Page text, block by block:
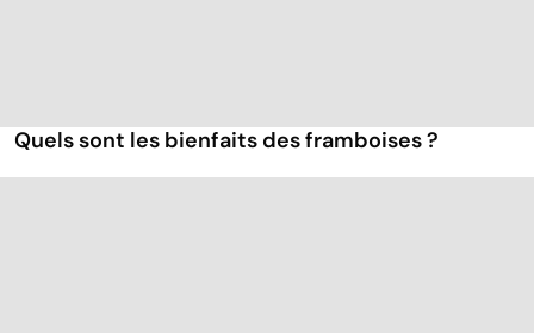
Quels sont les bienfaits des framboises ?